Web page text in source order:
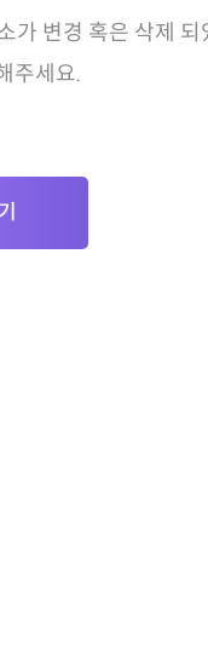
가 변경 혹은 삭제 되
주세요.